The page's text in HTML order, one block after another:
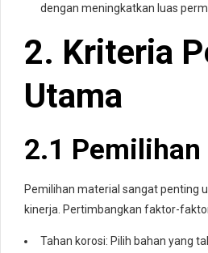
dengan meningkatkan luas
2. Kriteria
Utama
2.1 Pemilihan
Pemilihan material sangat penting
kinerja. Pertimbangkan faktor-
Tahan korosi: Pilih bahan yang